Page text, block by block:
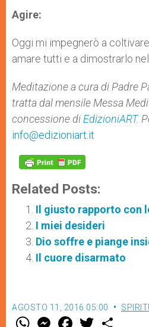
Agire:
Oggi mi impegnerò a
amare tutti e a dimostrarlo
Meditazione a cura di Padre
tratta dal mensile Messa
concessione diEdizioniART.
info@edizioniart.it
Related Posts:
Il giusto rapporto con
I miei desideri
Dio soffre e piange
Il cuore disarmato
AGOSTO 11, 2016 05:00
W M F